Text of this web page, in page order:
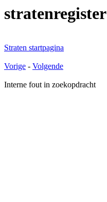
stratenregister
Straten startpagina
Vorige - Volgende
Interne fout in zoekopdracht